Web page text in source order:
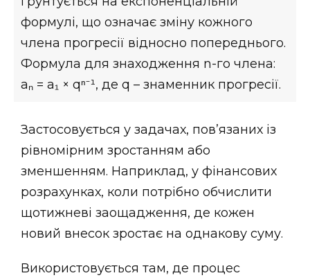
формулі, що означає зміну кожного
члена прогресії відносно попереднього.
Формула для знаходження n-го члена:
aₙ = a₁ × qⁿ⁻¹, де q – знаменник прогресії.
Застосовується у задачах, пов’язаних із
рівномірним зростанням або
зменшенням. Наприклад, у фінансових
розрахунках, коли потрібно обчислити
щотижневі заощадження, де кожен
новий внесок зростає на однакову суму.
Використовується там, де процес